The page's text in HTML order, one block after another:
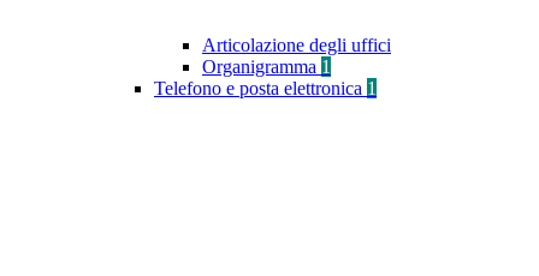
Articolazione degli uffici
Organigramma 1
Telefono e posta elettronica 1